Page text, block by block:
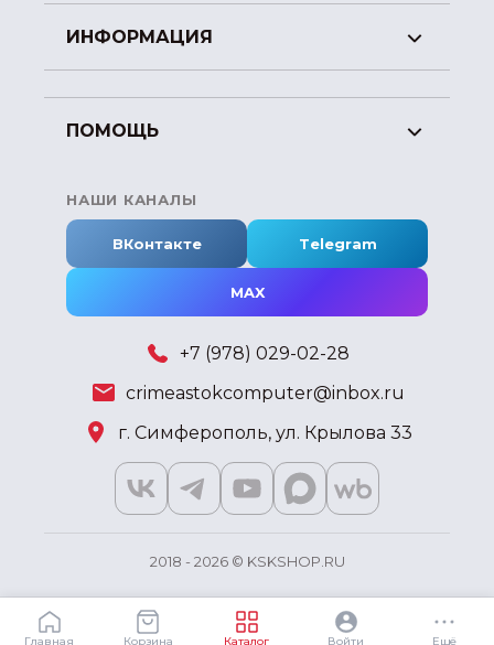
Главная Корзина Каталог Войти Ещё
ИНФОРМАЦИЯ
ПОМОЩЬ
НАШИ КАНАЛЫ
ВКонтакте Telegram
MAX
+7 (978) 029-02-28
crimeastokcomputer@inbox.ru
г. Симферополь, ул. Крылова 33
2018 - 2026 © KSKSHOP.RU